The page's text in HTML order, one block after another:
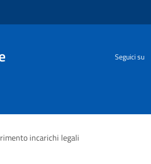
Seguici su
incarichi legali